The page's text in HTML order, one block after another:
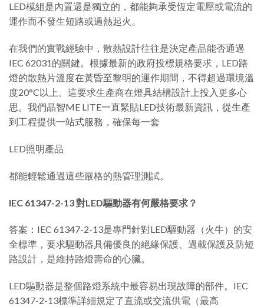
LED模組是內置還是獨立的，都能夠承受恆定電壓或電流的
運作而不發生短路或過熱起火。
在我們的實戰經驗中，散熱設計往往是決定產品能否通過
IEC 62031的關鍵。根據最新的政府投標規格要求，LED路
燈的散熱片溫度在黃昏至黎明的運作期間，不得超過環境溫
度20°C以上。這要求生產商在燈具結構設計上投入更多心
思。我們晶智ME LITE一直緊貼LED技術最新資訊，從生產
到工程提供一站式服務，確保每一套
LED照明產品
都能輕鬆通過這些嚴格的熱管理測試。
IEC 61347-2-13 對LED驅動器有何嚴格要求？
答案：IEC 61347-2-13是專門針對LED驅動器（火牛）的安
全標準，要求驅動器具備優良的絕緣保護、過載保護及防短
路設計，是維持路燈壽命的心臟。
LED驅動器是整個路燈系統中最容易出現故障的部件。IEC
61347-2-13標準詳細規定了直流或交流供電（最高